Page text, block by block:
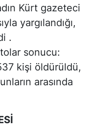
Kürt gazeteci
yargılandığı,
.
sonucu:
kişi öldürüldü,
arasında